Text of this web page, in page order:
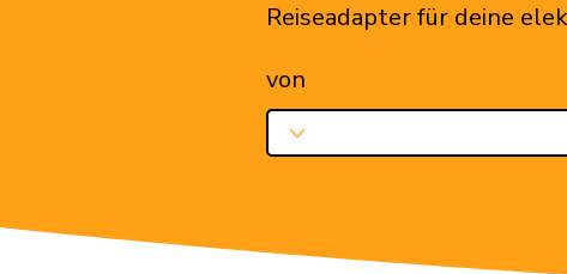
Reiseadapter für deine
von